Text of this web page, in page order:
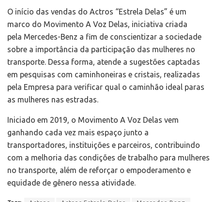
O início das vendas do Actros “Estrela Delas” é um
marco do Movimento A Voz Delas, iniciativa criada
pela Mercedes-Benz a fim de conscientizar a sociedade
sobre a importância da participação das mulheres no
transporte. Dessa forma, atende a sugestões captadas
em pesquisas com caminhoneiras e cristais, realizadas
pela Empresa para verificar qual o caminhão ideal paras
as mulheres nas estradas.
Iniciado em 2019, o Movimento A Voz Delas vem
ganhando cada vez mais espaço junto a
transportadores, instituições e parceiros, contribuindo
com a melhoria das condições de trabalho para mulheres
no transporte, além de reforçar o empoderamento e
equidade de gênero nessa atividade.